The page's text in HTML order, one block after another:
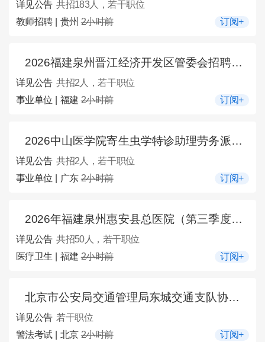
详见公告 共招183人，若干职位
教师招聘 | 贵州2小时前 订阅+
2026福建泉州晋江经济开发区管委会招聘专职防火队队员2人公告
详见公告 共招2人，若干职位
事业单位 | 福建2小时前 订阅+
2026中山医学院寄生虫学特诊助理劳务派遣招聘2人公告
详见公告 共招2人，若干职位
事业单位 | 广东2小时前 订阅+
2026年福建泉州惠安县总医院（第三季度）招聘50人公告
详见公告 共招50人，若干职位
医疗卫生 | 福建2小时前 订阅+
北京市公安局交通管理局东城交通支队协管员招聘公告
详见公告 若干职位
警法考试 | 北京2小时前 订阅+